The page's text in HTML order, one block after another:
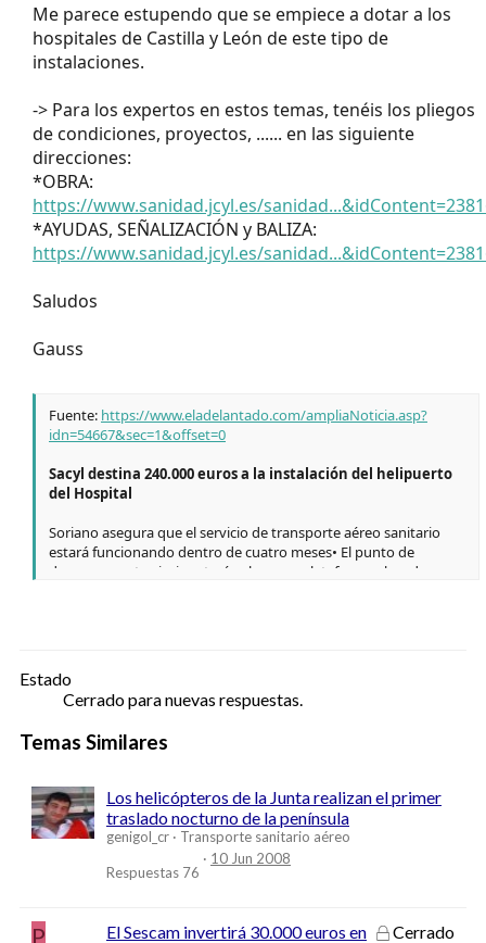
Me parece estupendo que se empiece a dotar a los
hospitales de Castilla y León de este tipo de
instalaciones.
-> Para los expertos en estos temas, tenéis los pliegos
de condiciones, proyectos, ...... en las siguiente
direcciones:
*OBRA:
https://www.sanidad.jcyl.es/
*AYUDAS, SEÑALIZACIÓN y BALIZA:
https://www.sanidad.jcyl.es/
Saludos
Gauss
Fuente: https://www.eladelantado.com/ampliaNoticia.asp?
idn=54667&sec=1&offset=0
Sacyl destina 240.000 euros a la instalación del helipuerto
del Hospital
Soriano asegura que el servicio de transporte aéreo sanitario
estará funcionando dentro de cuatro meses• El punto de
despegue y aterrizaje estará sobre una plataforma elevada
construcción de un helipuerto en el Hospital General de Segovia,
así como a la instalación de las medidas de seguridad y
señalización acordes a las características climatológicas de esta
de transporte aéreo de emergencias sanitarias.
El gerente de Atención Especializada, Francisco Soriano, ha
asegurado que el nuevo servicio entrará en funcionamiento
dentro de cuatro meses, a finales de verano, y tras un periodo
de obras de cerca de tres meses.
El punto de partida de este proceso ha sido la convocatoria del
sido publicada ayer en el Boletín Oficial de Castilla y León con un
Estado
Cerrado para nuevas respuestas.
Temas Similares
Los helicópteros de la Junta realizan el primer
traslado nocturno de la península
genigol_cr Transporte sanitario aéreo
Respuestas 76
10 Jun 2008
P Cerrado
El Sescam invertirá 30.000 euros en